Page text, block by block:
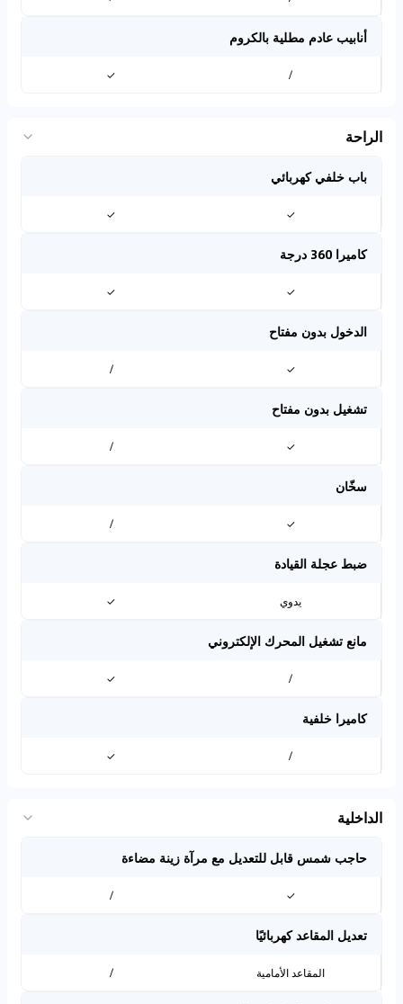
أنابيب عادم مطلية بالكروم
/
✓
الراحة
باب خلفي كهربائي
✓
✓
كاميرا 360 درجة
✓
✓
الدخول بدون مفتاح
✓
/
تشغيل بدون مفتاح
✓
/
سخّان
✓
/
ضبط عجلة القيادة
يدوي ✓
مانع تشغيل المحرك الإلكتروني
/
✓
كاميرا خلفية
/
✓
الداخلية
حاجب شمس قابل للتعديل مع مرآة زينة مضاءة
✓
/
تعديل المقاعد كهربائيًا
المقاعد الأمامية /